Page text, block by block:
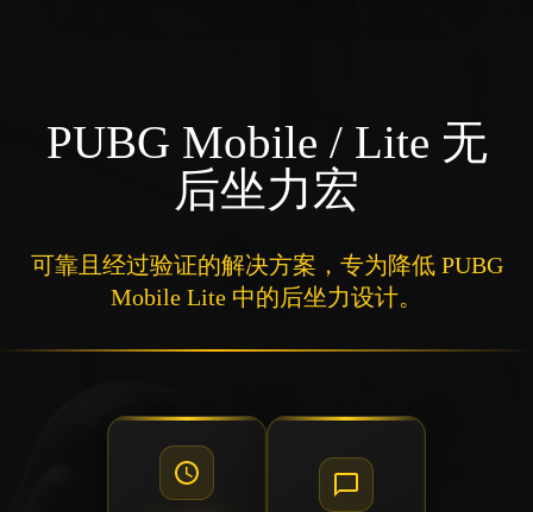
联系我们
PUBG Mobile / Lite 无
后坐力宏
可靠且经过验证的解决方案，专为降低 PUBG
Mobile Lite 中的后坐力设计。